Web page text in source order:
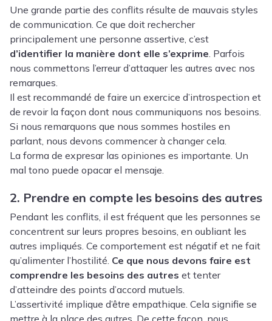
Une grande partie des conflits résulte de mauvais styles
de communication. Ce que doit rechercher
principalement une personne assertive, c’est
d’identifier la manière dont elle s’exprime . Parfois
nous commettons l’erreur d’attaquer les autres avec nos
remarques.
Il est recommandé de faire un exercice d’introspection et
de revoir la façon dont nous communiquons nos besoins.
Si nous remarquons que nous sommes hostiles en
parlant, nous devons commencer à changer cela
La forma de expresar las opiniones es importante. Un
mal tono puede opacar el mensaje.
2. Prendre en compte les besoins des autres
Pendant les conflits, il est fréquent que les personnes se
concentrent sur leurs propres besoins, en oubliant les
autres impliqués. Ce comportement est négatif et ne fait
qu’alimenter l’hostilité. Ce que nous devons faire est
comprendre les besoins des autres et tenter
d’atteindre des points d’accord mutuels
L’assertivité implique d’être empathique. Cela signifie se
mettre à la place des autres. De cette façon, nous